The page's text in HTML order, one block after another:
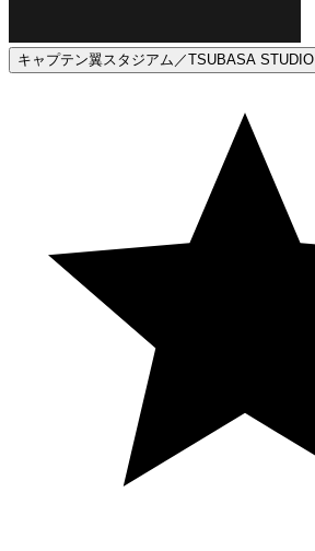
キャプテン翼スタジアム／TSUBASA STUDIO